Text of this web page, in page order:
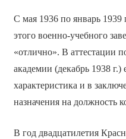
С мая 1936 по январь
этого военно-учебного
«отлично». В аттестации
академии (декабрь 1938
характеристика и в
назначения на должность
В год двадцатилетия